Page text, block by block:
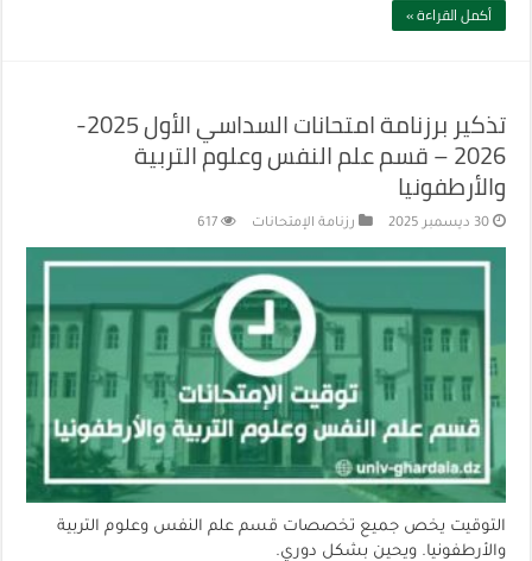
أكمل القراءة »
تذكير برزنامة امتحانات السداسي الأول 2025-
2026 – قسم علم النفس وعلوم التربية
والأرطفونيا
30 ديسمبر 2025 رزنامة الإمتحانات 617
التوقيت يخص جميع تخصصات قسم علم النفس وعلوم التربية
والأرطفونيا. ويحين بشكل دوري.